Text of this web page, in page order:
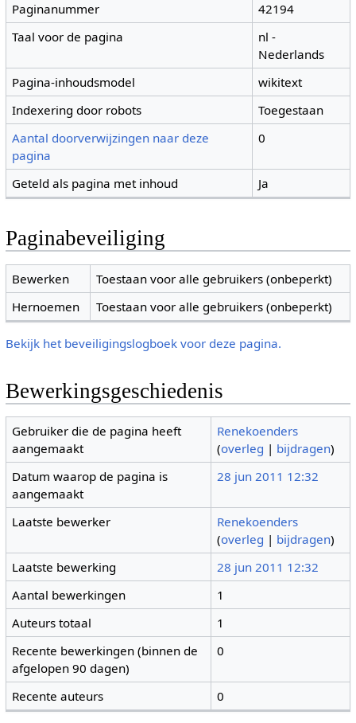
Paginanummer
42194
Taal voor de pagina
nl -
Nederlands
Pagina-inhoudsmodel
wikitext
Indexering door robots
Toegestaan
Aantal doorverwijzingen naar deze
pagina
0
Geteld als pagina met inhoud Ja
Paginabeveiliging
Bewerken
Toestaan voor alle gebruikers (onbeperkt)
Hernoemen
Toestaan voor alle gebruikers (onbeperkt)
Bekijk het beveiligingslogboek voor deze pagina.
Bewerkingsgeschiedenis
Gebruiker die de pagina heeft
aangemaakt
Renekoenders
(overleg | bijdragen)
Datum waarop de pagina is
aangemaakt
28 jun 2011 12:32
Laatste bewerker
Renekoenders
(overleg | bijdragen)
Laatste bewerking
28 jun 2011 12:32
Aantal bewerkingen
1
Auteurs totaal
1
Recente bewerkingen (binnen de
afgelopen 90 dagen)
0
Recente auteurs 0